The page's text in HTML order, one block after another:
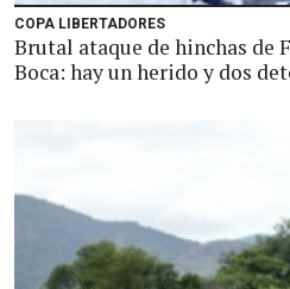
COPA LIBERTADORES
Brutal ataque de hinchas de
Boca: hay un herido y dos